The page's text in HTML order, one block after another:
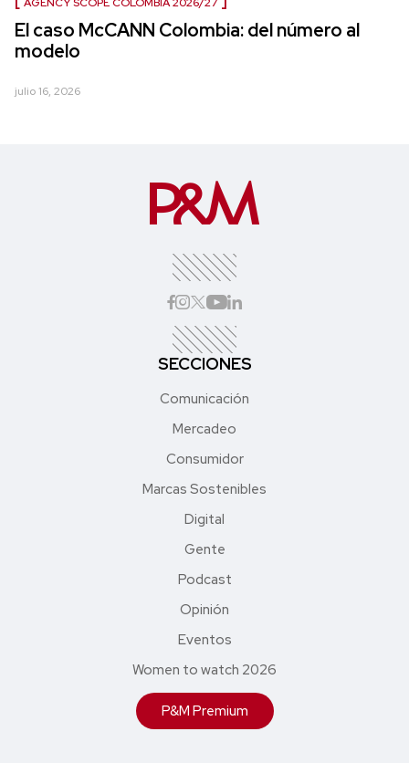
El caso McCANN Colombia: del número al
modelo
julio 16, 2026
SECCIONES
Comunicación
Mercadeo
Consumidor
Marcas Sostenibles
Digital
Gente
Podcast
Opinión
Eventos
Women to watch 2026
P&M Premium